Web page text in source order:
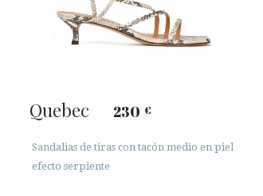
Quebec 230 €
Sandalias de tiras con tacón medio en piel
efecto serpiente